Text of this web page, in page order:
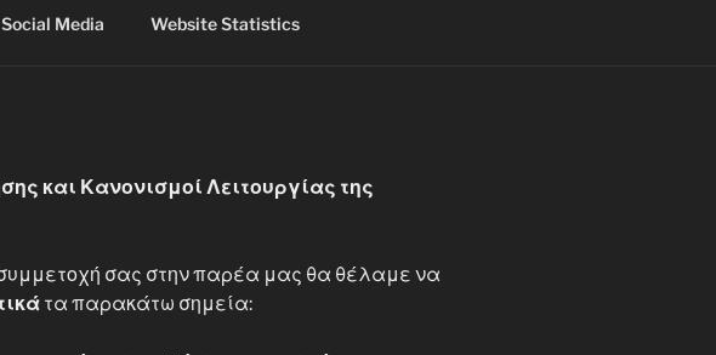
Social Media Website Statistics
και Κανονισμοί Λειτουργίας της
συμμετοχή σας στην παρέα μας θα θέλαμε να
τα παρακάτω σημεία: